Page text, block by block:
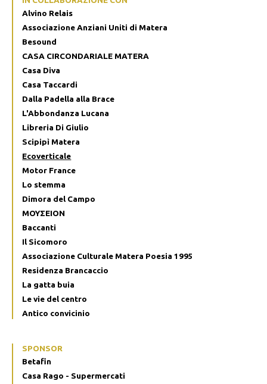
Alvino Relais
Associazione Anziani Uniti di Matera
Besound
CASA CIRCONDARIALE MATERA
Casa Diva
Casa Taccardi
Dalla Padella alla Brace
L'Abbondanza Lucana
Libreria Di Giulio
Scipipì Matera
Ecoverticale
Motor France
Lo stemma
Dimora del Campo
ΜΟΥΣΕΙΟΝ
Baccanti
Il Sicomoro
Associazione Culturale Matera Poesia 1995
Residenza Brancaccio
La gatta buia
Le vie del centro
Antico convicinio
SPONSOR
Betafin
Casa Rago - Supermercati